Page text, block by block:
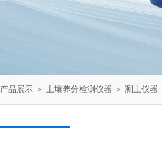
产品展示 ＞ 土壤养分检测仪器 ＞ 测土仪器